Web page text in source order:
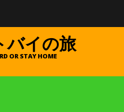
バイの旅
OR STAY HOME